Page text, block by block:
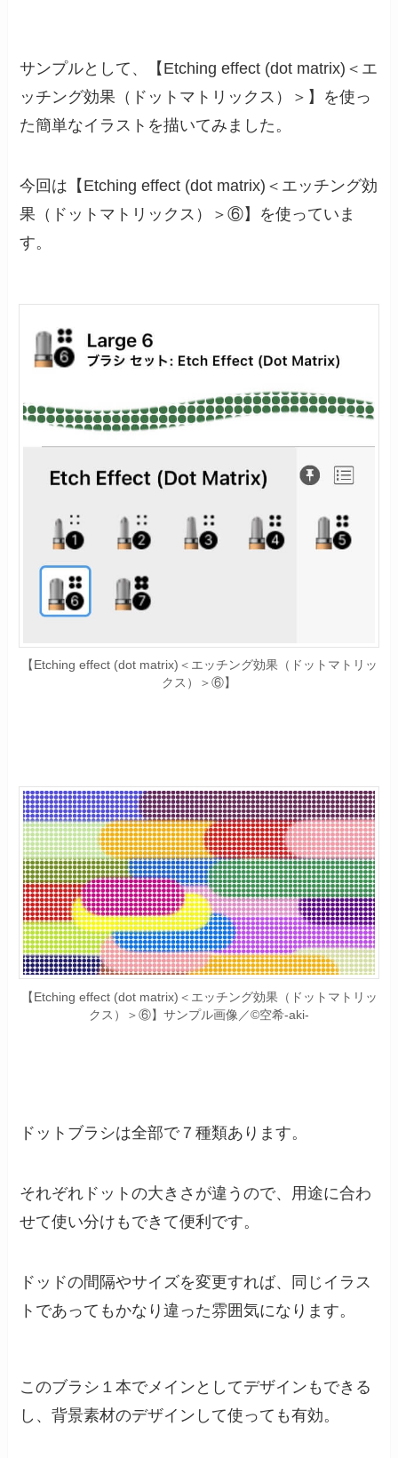
サンプルとして、【Etching effect (dot matrix)＜エ
ッチング効果（ドットマトリックス）＞】を使っ
た簡単なイラストを描いてみました。
今回は【Etching effect (dot matrix)＜エッチング効
果（ドットマトリックス）＞⑥】を使っていま
す。
【Etching effect (dot matrix)＜エッチング効果（ドットマトリッ
クス）＞⑥】
【Etching effect (dot matrix)＜エッチング効果（ドットマトリッ
クス）＞⑥】サンプル画像／©空希-aki-
ドットブラシは全部で７種類あります。
それぞれドットの大きさが違うので、用途に合わ
せて使い分けもできて便利です。
ドッドの間隔やサイズを変更すれば、同じイラス
トであってもかなり違った雰囲気になります。
このブラシ１本でメインとしてデザインもできる
し、背景素材のデザインして使っても有効。